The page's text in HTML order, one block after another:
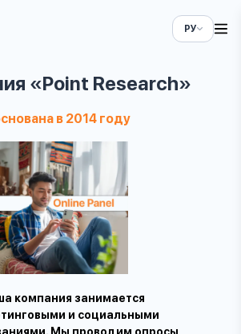
РУ
«Point Research»
в 2014 году
компания занимается
и социальными
Мы проводим опросы